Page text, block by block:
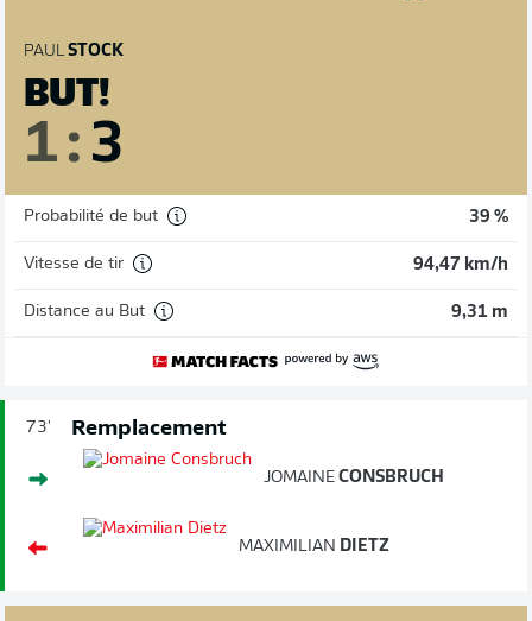
PAUL STOCK
BUT!
1 : 3
Probabilité de but 39 %
Vitesse de tir 94,47 km/h
Distance au But 9,31 m
73' Remplacement
JOMAINE CONSBRUCH
MAXIMILIAN DIETZ